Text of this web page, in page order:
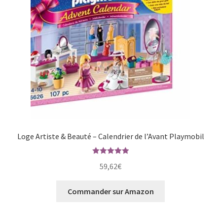
Loge Artiste & Beauté – Calendrier de l’Avant Playmobil
sur 5
59,62€
Commander sur Amazon